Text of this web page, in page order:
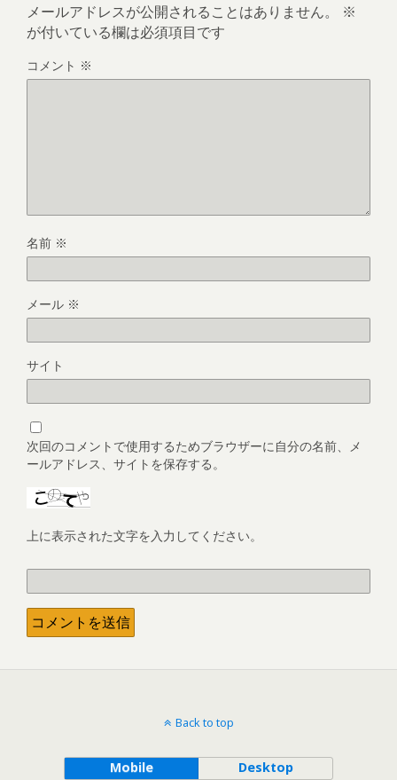
メールアドレスが公開されることはありません。
※
が付いている欄は必須項目です
コメント ※
名前 ※
メール ※
サイト
次回のコメントで使用するためブラウザーに自分の名前、メ
ールアドレス、サイトを保存する。
上に表示された文字を入力してください。
Back to top
Mobile Desktop